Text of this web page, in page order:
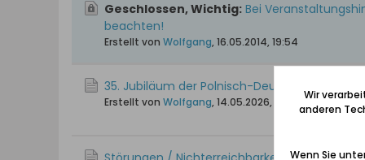
Geschlossen, Wichtig: Bei
beachten!
Erstellt von Wolfgang, 16.05.2014, 19:54
35. Jubiläum der Polnisch-Deutschen
Erstellt von Wolfgang, 14.05.2026, 20:32
Wir
anderen
Wenn Sie